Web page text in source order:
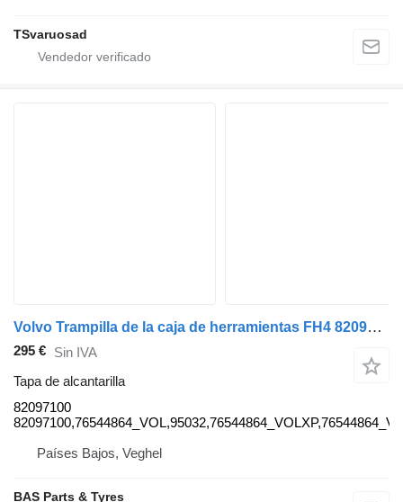
TSvaruosad
Volvo Trampilla de la caja de herramientas FH4 82097100 tapa de alcantarilla para Volvo FH4 camión
295 € Sin IVA
Tapa de alcantarilla
82097100
Países Bajos, Veghel
BAS Parts & Tyres